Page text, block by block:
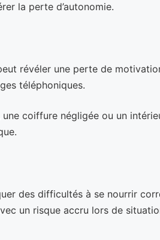
la perte d’autonomie.
révéler une perte de
téléphoniques.
coiffure négligée ou un
des difficultés à se nourrir
un risque accru lors de